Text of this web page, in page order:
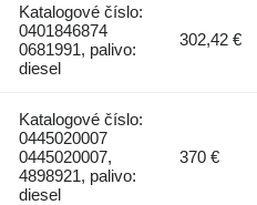
Katalogové číslo:
0401846874
0681991, palivo:
diesel
302,42 €
Katalogové číslo:
0445020007
0445020007,
4898921, palivo:
diesel
370 €